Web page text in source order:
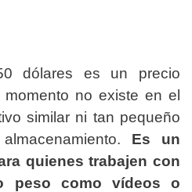
dólares es un precio
no existe en el
similar ni tan pequeño
Es un
quienes trabajen con
peso como vídeos o